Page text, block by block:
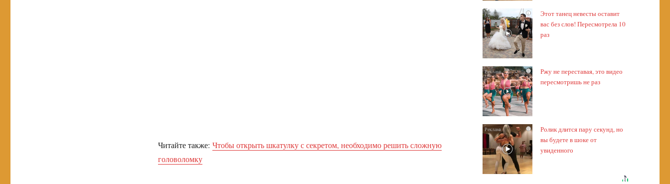
Читайте также: Чтобы открыть шкатулку с секретом, необходимо решить сложную
головоломку
i
Этот танец невесты оставит
вас без слов! Пересмотрела 10
раз
i
Ржу не переставая, это видео
пересмотришь не раз
i
Ролик длится пару секунд, но
вы будете в шоке от
увиденного